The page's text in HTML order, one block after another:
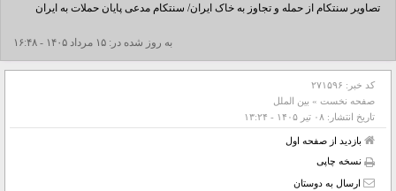
تصاویر سنتکام از حمله و تجاوز به خاک ایران/ سنتکام مدعی پایان حملات به ایران
شد+فیلم به روز شده در: ۱۵ مرداد ۱۴۰۵ - ۱۶:۴۸
کد خبر: ۲۷۱۵۹۶
صفحه نخست » بین الملل
تاریخ انتشار: ۰۸ تير ۱۴۰۵ - ۱۳:۲۴
بازدید از صفحه اول
نسخه چاپی
ارسال به دوستان